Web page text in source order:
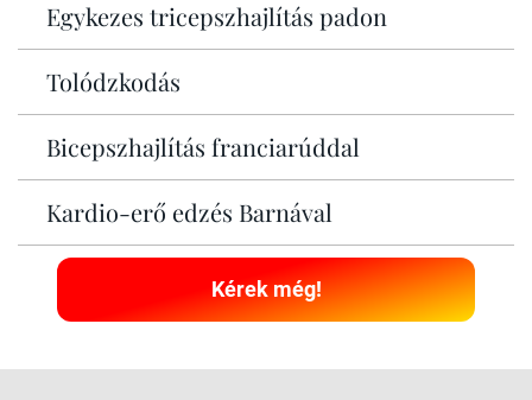
Egykezes tricepszhajlítás padon
Tolódzkodás
Bicepszhajlítás franciarúddal
Kardio-erő edzés Barnával
Kérek még!